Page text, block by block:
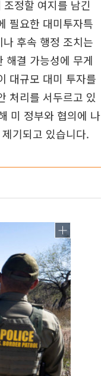
정할 여지를 남긴
필요한 대미투자특
후속 행정 조치는
해결 가능성에 무게
대규모 대미 투자를
처리를 서두르고 있
미 정부와 협의에 나
기되고 있습니다.